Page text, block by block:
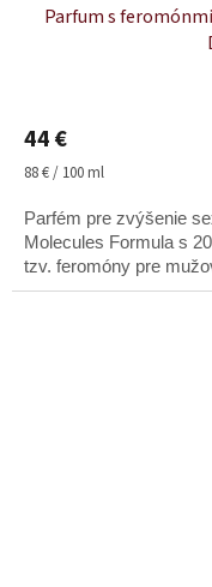
Parfum s
produktu
je
z
5
hviezdičiek.
44 €
Jednotková
88 € / 100 ml
Parfém pre zvýšenie
Molecules Formula s
tzv. feromóny pre